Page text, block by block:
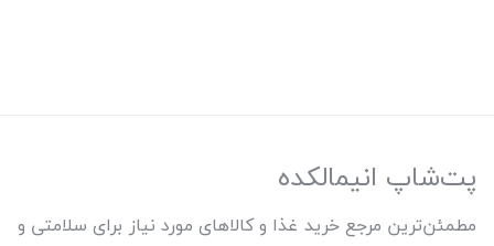
پت‌شاپ انیمالکده
مطمئن‌ترین مرجع خرید غذا و کالاهای مورد نیاز برای سلامتی و